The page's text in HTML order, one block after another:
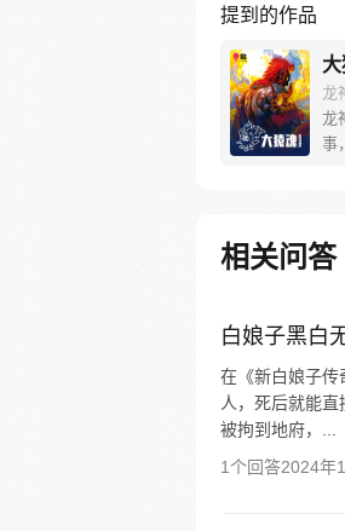
提到的作品
大
龙
龙
事
入
后
相关问答
白娘子黑白
在《新白娘子传
人，死后就能
被拘到地府，...
1个回答2024年